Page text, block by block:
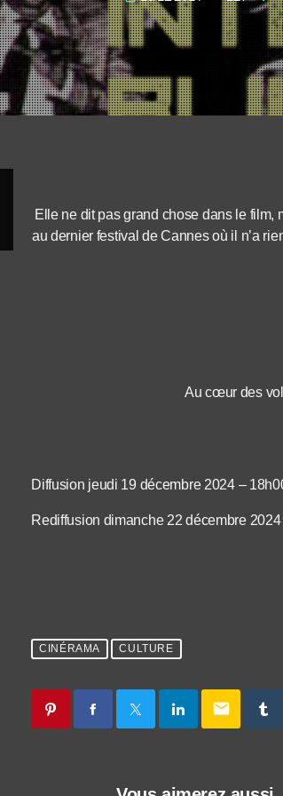
Elle ne dit pas grand chose dans le film,
au dernier festival de Cannes où il n’a
Au cœur des
Diffusion jeudi 19 décembre 2024 –
Rediffusion dimanche 22 décembre
CINÉRAMA CULTURE
email